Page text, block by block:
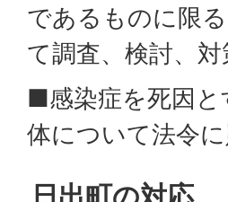
であるものに限
て調査、検討、対
■感染症を死因と
体について法令
日出町の対応